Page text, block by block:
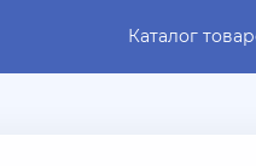
Каталог